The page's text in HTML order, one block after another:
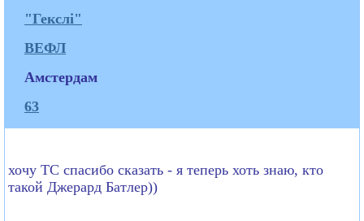
"Гекслі"
ВЕФЛ
Амстердам
63
хочу ТС спасибо сказать - я теперь хоть знаю, кто
такой Джерард Батлер))